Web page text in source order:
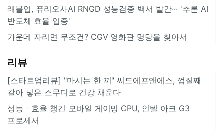
래블업, 퓨리오사AI RNGD 성능검증 백서 발간··· '추론 AI
반도체 효율 입증'
가운데 자리면 무조건? CGV 영화관 명당을 찾아서
리뷰
[스타트업리뷰] "마시는 한 끼" 씨드에프앤에스, 껍질째
갈아 넣은 스무디로 건강 채운다
성능ㆍ효율 챙긴 모바일 게이밍 CPU, 인텔 아크 G3
프로세서